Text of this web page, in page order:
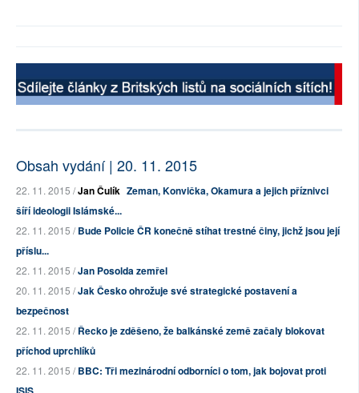
Obsah vydání | 20. 11. 2015
22. 11. 2015 /Jan Čulík Zeman, Konvička, Okamura a jejich příznivci
šíří ideologii Islámské...
22. 11. 2015 /Bude Policie ČR konečně stíhat trestné činy, jichž jsou její
příslu...
22. 11. 2015 /Jan Posolda zemřel
20. 11. 2015 /Jak Česko ohrožuje své strategické postavení a
bezpečnost
22. 11. 2015 /Řecko je zděšeno, že balkánské země začaly blokovat
příchod uprchlíků
22. 11. 2015 /BBC: Tři mezinárodní odborníci o tom, jak bojovat proti